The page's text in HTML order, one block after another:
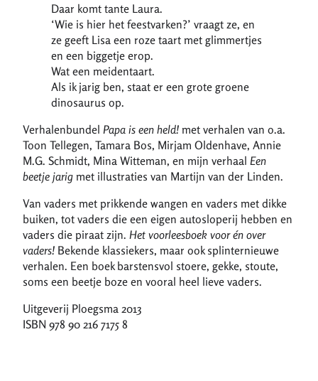
Daar komt tante Laura.
‘Wie is hier het feestvarken?’ vraagt ze, en
ze geeft Lisa een roze taart met glimmertjes
en een biggetje erop.
Wat een meidentaart.
Als ik jarig ben, staat er een grote groene
dinosaurus op.
Verhalenbundel Papa is een held! met verhalen van o.a.
Toon Tellegen, Tamara Bos, Mirjam Oldenhave, Annie
M.G. Schmidt, Mina Witteman, en mijn verhaal Een
beetje jarig met illustraties van Martijn van der Linden.
Van vaders met prikkende wangen en vaders met dikke
buiken, tot vaders die een eigen autosloperij hebben en
vaders die piraat zijn. Het voorleesboek voor én over
vaders! Bekende klassiekers, maar ook splinternieuwe
verhalen. Een boek barstensvol stoere, gekke, stoute,
soms een beetje boze en vooral heel lieve vaders.
Uitgeverij Ploegsma 2013
ISBN 978 90 216 7175 8